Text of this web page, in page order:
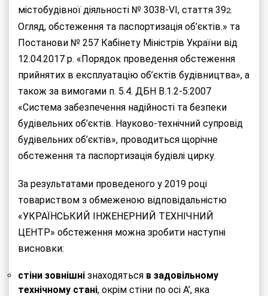
містобудівної діяльності № 3038-VI, стаття 392.
Огляд, обстеження та паспортизація об’єктів.» та
Постанови № 257 Кабінету Міністрів України від
12.04.2017 р. «Порядок проведення обстеження
прийнятих в експлуатацію об’єктів будівництва», а
також за вимогами п. 5.4. ДБН В.1.2-5:2007
«Система забезпечення надійності та безпеки
будівельних об’єктів. Науково-технічний супровід
будівельних об’єктів», проводиться щорічне
обстеження та паспортизація будівлі цирку.
За результатами проведеного у 2019 році
товариством з обмеженою відповідальністю
«УКРАЇНСЬКИЙ ІНЖЕНЕРНИЙ ТЕХНІЧНИЙ
ЦЕНТР» обстеження можна зробити наступні
висновки:
стіни зовнішні знаходяться в задовільному
технічному стані, окрім стіни по осі А’, яка